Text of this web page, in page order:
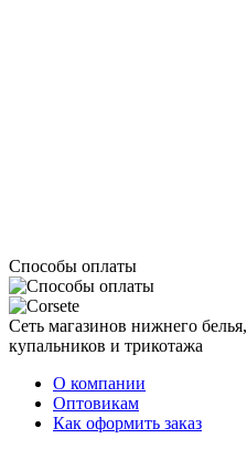
Способы оплаты
Сеть магазинов нижнего белья,
купальников и трикотажа
О компании
Оптовикам
Как оформить заказ